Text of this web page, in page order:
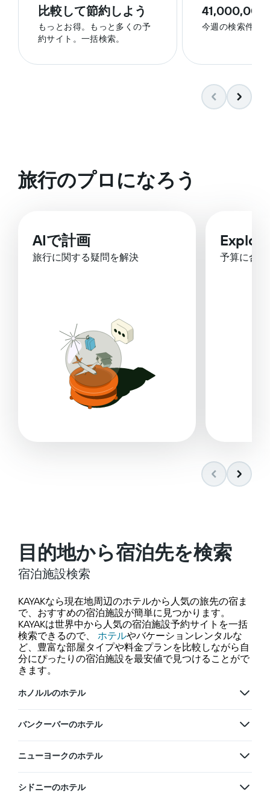
比較して節約しよう
もっとお得。もっと多くの予
約サイト。一括検索。
今週の検索件数
旅行のプロになろう
AIで計画
旅行に関する疑問を解決
Explore
予算に合
目的地から宿泊先を検索
宿泊施設検索
KAYAKなら現在地周辺のホテルから人気の旅先の宿ま
で、おすすめの宿泊施設が簡単に見つかります。
KAYAKは世界中から人気の宿泊施設予約サイトを一括
検索できるので、 ホテルやバケーションレンタルな
ど、豊富な部屋タイプや料金プランを比較しながら自
分にぴったりの宿泊施設を最安値で見つけることがで
きます。
ホノルルのホテル
バンクーバーのホテル
ニューヨークのホテル
シドニーのホテル